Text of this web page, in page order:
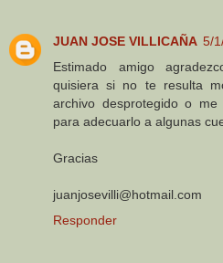
JUAN JOSE VILLICAÑA 5/
Estimado amigo
quisiera si no te resulta
archivo desprotegido o me
para adecuarlo a algunas
Gracias
juanjosevilli@hotmail.com
Responder